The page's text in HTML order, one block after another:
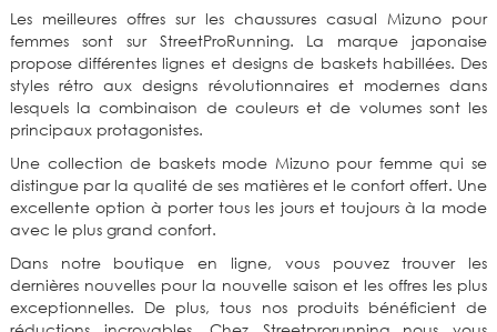
Les meilleures offres sur les chaussures casual Mizuno pour
femmes sont sur StreetProRunning. La marque japonaise
propose différentes lignes et designs de baskets habillées. Des
styles rétro aux designs révolutionnaires et modernes dans
lesquels la combinaison de couleurs et de volumes sont les
principaux protagonistes.
Une collection de baskets mode Mizuno pour femme qui se
distingue par la qualité de ses matières et le confort offert. Une
excellente option à porter tous les jours et toujours à la mode
avec le plus grand confort.
Dans notre boutique en ligne, vous pouvez trouver les
dernières nouvelles pour la nouvelle saison et les offres les plus
exceptionnelles. De plus, tous nos produits bénéficient de